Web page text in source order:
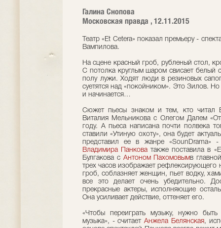
Галина Снопова
Московская правда , 12.11.2015
Театр «Et Cetera» показал премьеру -
Вампилова.
На сцене красный гроб, рубленый стол,
С потолка круглым шаром свисает белый
полу лужи. Ходят люди в резиновых
суетятся над «покойником». Это Зилов. Но
и начинается…
Сюжет пьесы знаком и тем, кто читал
Виталия Мельникова с Олегом Далем
году. А пьеса написана почти полвека
ставили «Утиную охоту», она будет
представил ее в жанре «SounDrama»
Владимира Панковатакже поставила в
Булгакова с Антоном Пахомовымв
трех часов изображает рефлексирующего
гроб, соблазняет женщин, пьет водку,
все это делает очень убедительно.
прекрасные актеры, исполняющие
Она усиливает действие, оттеняет его.
«Чтобы переиграть музыку, нужно
музыка», - считаетАнжела Белянская,